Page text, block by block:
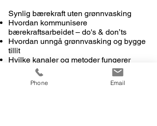
Synlig bærekraft uten grønnvasking
Hvordan kommunisere
bærekraftsarbeidet – do's & don’ts
Hvordan unngå grønnvasking og bygge
tillit
Hvilke kanaler og metoder fungerer
Endringsledelse og forankring
Phone Email